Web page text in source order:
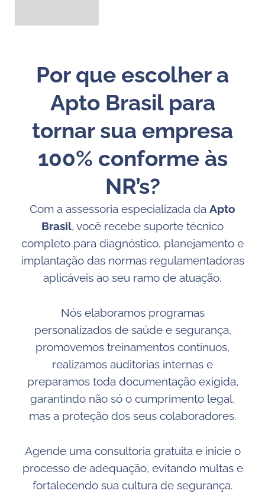
Por que escolher a
Apto Brasil para
tornar sua empresa
100% conforme às
NR’s?
Com a assessoria especializada da Apto
Brasil, você recebe suporte técnico
completo para diagnóstico, planejamento e
implantação das normas regulamentadoras
aplicáveis ao seu ramo de atuação.
Nós elaboramos programas
personalizados de saúde e segurança,
promovemos treinamentos contínuos,
realizamos auditorias internas e
preparamos toda documentação exigida,
garantindo não só o cumprimento legal,
mas a proteção dos seus colaboradores.
Agende uma consultoria gratuita e inicie o
processo de adequação, evitando multas e
fortalecendo sua cultura de segurança.